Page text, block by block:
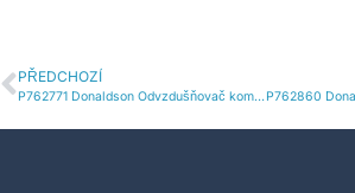
PŘEDCHOZÍ
P762771 Donaldson Odvzdušňovač komplet